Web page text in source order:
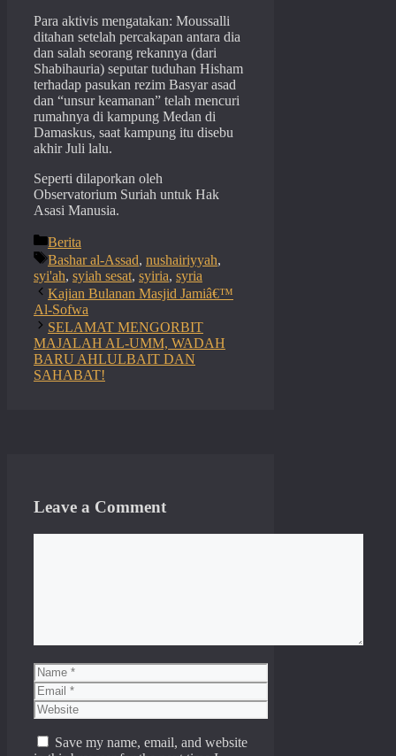
Para aktivis mengatakan: Moussalli
ditahan setelah percakapan antara dia
dan salah seorang rekannya (dari
Shabihauria) seputar tuduhan Hisham
terhadap pasukan rezim Basyar asad
dan “unsur keamanan” telah mencuri
rumahnya di kampung Medan di
Damaskus, saat kampung itu disebu
akhir Juli lalu.
Seperti dilaporkan oleh
Observatorium Suriah untuk Hak
Asasi Manusia.
Categories
Berita
Tags
Bashar al-Assad, nushairiyyah,
syi'ah, syiah sesat, syiria, syria
Kajian Bulanan Masjid Jamiâ€™
Al-Sofwa
SELAMAT MENGORBIT
MAJALAH AL-UMM, WADAH
BARU AHLULBAIT DAN
SAHABAT!
Leave a Comment
Name
Email
Website
Save my name, email, and website